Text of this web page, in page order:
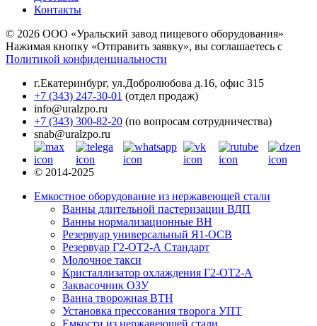
Контакты
© 2026 ООО «Уральский завод пищевого оборудования»
Нажимая кнопку «Отправить заявку», вы соглашаетесь с
Политикой конфиденциальности
г.Екатеринбург, ул.Добролюбова д.16, офис 315
+7 (343) 247-30-01 (отдел продаж)
info@uralzpo.ru
+7 (343) 300-82-20 (по вопросам сотрудничества)
snab@uralzpo.ru
© 2014-2025
Емкостное оборудование из нержавеющей стали
Ванны длительной пастеризации ВДП
Ванны нормализационные ВН
Резервуар универсальный Я1-ОСВ
Резервуар Г2-ОТ2-А Стандарт
Молочное такси
Кристаллизатор охлаждения Г2-ОТ2-А
Заквасочник ОЗУ
Ванна творожная ВТН
Установка прессования творога УПТ
Емкости из нержавеющей стали